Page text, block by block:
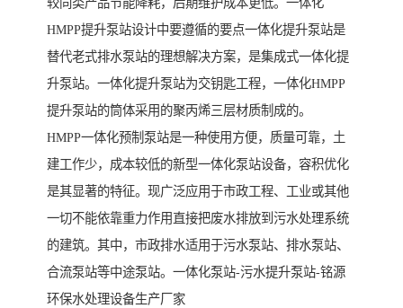
较同类产品节能降耗，后期维护成本更低。一体化
HMPP提升泵站设计中要遵循的要点一体化提升泵站是
替代老式排水泵站的理想解决方案，是集成式一体化提
升泵站。一体化提升泵站为交钥匙工程，一体化HMPP
提升泵站的筒体采用的聚丙烯三层材质制成的。
HMPP一体化预制泵站是一种使用方便，质量可靠，土
建工作少，成本较低的新型一体化泵站设备，容积优化
是其显著的特征。现广泛应用于市政工程、工业或其他
一切不能依靠重力作用直接把废水排放到污水处理系统
的建筑。其中，市政排水适用于污水泵站、排水泵站、
合流泵站等中途泵站。一体化泵站-污水提升泵站-铭源
环保水处理设备生产厂家